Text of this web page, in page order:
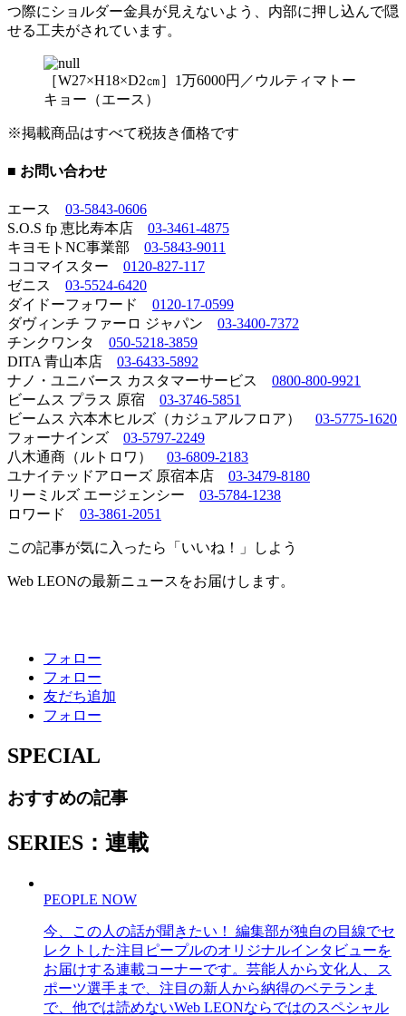
つ際にショルダー金具が見えないよう、内部に押し込んで隠
せる工夫がされています。
［W27×H18×D2㎝］1万6000円／ウルティマトー
キョー（エース）
※掲載商品はすべて税抜き価格です
■ お問い合わせ
エース 03-5843-0606
S.O.S fp 恵比寿本店 03-3461-4875
キヨモトNC事業部 03-5843-9011
ココマイスター 0120-827-117
ゼニス 03-5524-6420
ダイドーフォワード 0120-17-0599
ダヴィンチ ファーロ ジャパン 03-3400-7372
チンクワンタ 050-5218-3859
DITA 青山本店 03-6433-5892
ナノ・ユニバース カスタマーサービス 0800-800-9921
ビームス プラス 原宿 03-3746-5851
ビームス 六本木ヒルズ（カジュアルフロア） 03-5775-1620
フォーナインズ 03-5797-2249
八木通商（ルトロワ） 03-6809-2183
ユナイテッドアローズ 原宿本店 03-3479-8180
リーミルズ エージェンシー 03-5784-1238
ロワード 03-3861-2051
この記事が気に入ったら「いいね！」しよう
Web LEONの最新ニュースをお届けします。
フォロー
フォロー
友だち追加
フォロー
SPECIAL
おすすめの記事
SERIES：連載
PEOPLE NOW
今、この人の話が聞きたい！ 編集部が独自の目線でセ
レクトした注目ピープルのオリジナルインタビューを
お届けする連載コーナーです。芸能人から文化人、ス
ポーツ選手まで、注目の新人から納得のベテランま
で、他では読めないWeb LEONならではのスペシャル